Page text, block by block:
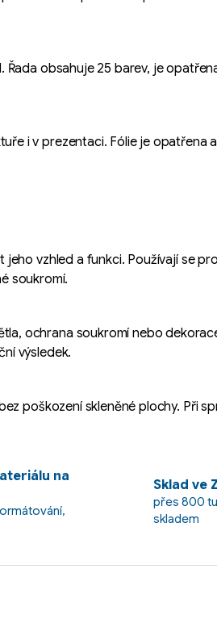
obsahuje 25 barev, je
i v prezentaci. Fólie je opatřena
vzhled a funkci. Používají se
soukromí.
ochrana soukromí nebo
výsledek.
poškození skleněné plochy. Při
na
Sklad ve
přes 800
skladem